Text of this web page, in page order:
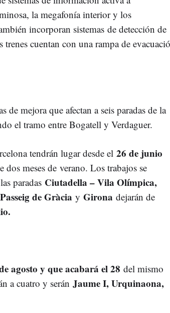
la megafonía interior y los
incorporan sistemas de detección de
trenes cuentan con una rampa de
de mejora que afectan a seis paradas de la
el tramo entre Bogatell y Verdaguer.
tendrán lugar desde el 26 de junio
dos meses de verano. Los trabajos se
paradas Ciutadella – Vila Olímpica,
de Gràcia y Girona dejarán de
agosto y que acabará el 28 del mismo
a cuatro y serán Jaume I, Urquinaona,